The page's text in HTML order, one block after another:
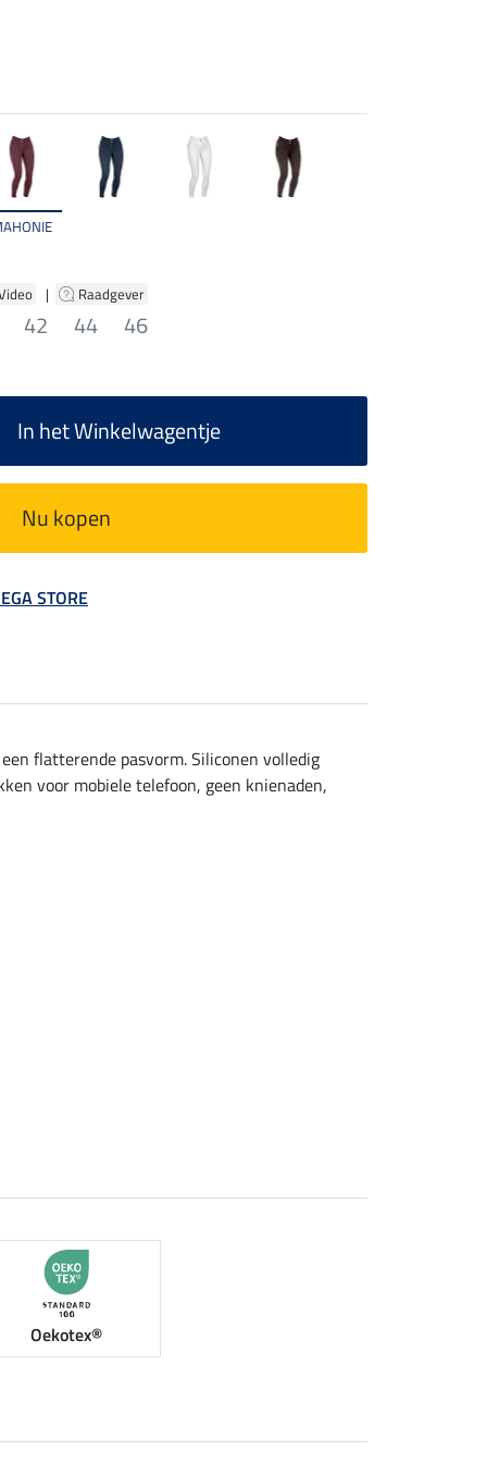
| Raadgever
42 44 46
In het Winkelwagentje
Nu kopen
STORE
flatterende pasvorm. Siliconen volledig
voor mobiele telefoon, geen knienaden,
Oekotex®